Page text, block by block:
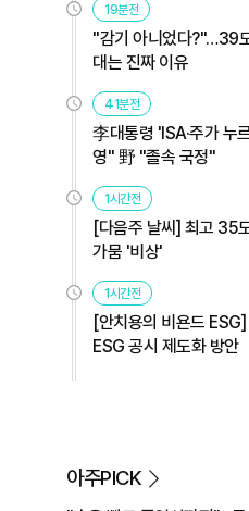
19분전
"감기 아니었다?"…39
대는 진짜 이유
41분전
李대통령 'ISA·주가 누
영" 野 "졸속 국정"
1시간전
[다음주 날씨] 최고 35
가뭄 '비상'
1시간전
[안치용의 비욘드 ESG] 첫 단추 잘못 꿰어진
ESG 공시 제도화 방안
아주PICK